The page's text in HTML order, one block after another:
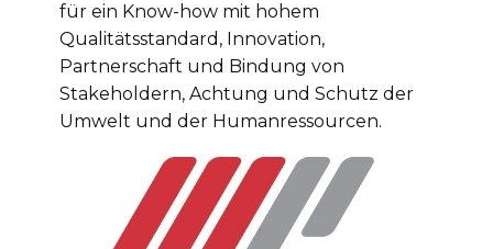
für ein Know-how mit hohem
Qualitätsstandard, Innovation,
Partnerschaft und Bindung von
Stakeholdern, Achtung und Schutz der
Umwelt und der Humanressourcen.